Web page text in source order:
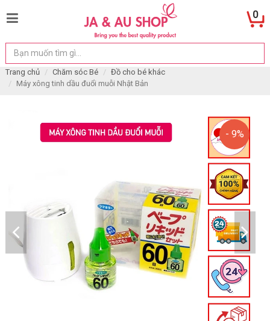
0
Trang chủ Chăm sóc Bé
Đồ cho bé khác
Máy xông tinh dầu đuổi muỗi Nhật Bản
- 9%